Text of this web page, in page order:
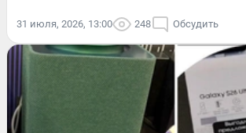
31 июля, 2026, 13:00 248 Обсудить